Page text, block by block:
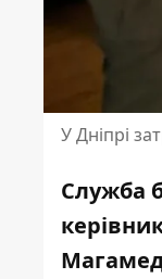
У Дніпрі
Служба